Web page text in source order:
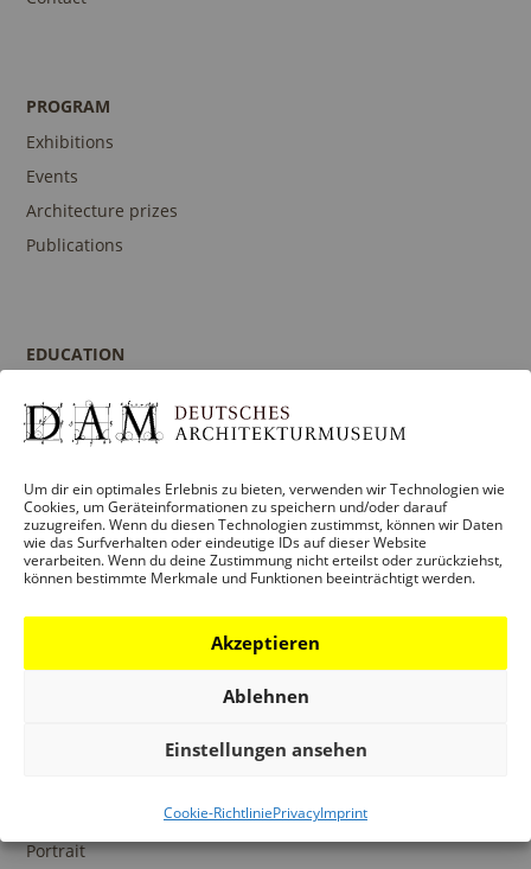
Um dir ein optimales Erlebnis zu bieten, verwenden wir Technologien wie
Cookies, um Geräteinformationen zu speichern und/oder darauf
zuzugreifen. Wenn du diesen Technologien zustimmst, können wir Daten
wie das Surfverhalten oder eindeutige IDs auf dieser Website
verarbeiten. Wenn du deine Zustimmung nicht erteilst oder zurückziehst,
können bestimmte Merkmale und Funktionen beeinträchtigt werden.
Akzeptieren
Ablehnen
Einstellungen ansehen
Cookie-RichtliniePrivacyImprint
PROGRAM
Exhibitions
Events
Architecture prizes
Publications
EDUCATION
Guidances and Tours
Contact person
DAM Digital Collection
Portrait